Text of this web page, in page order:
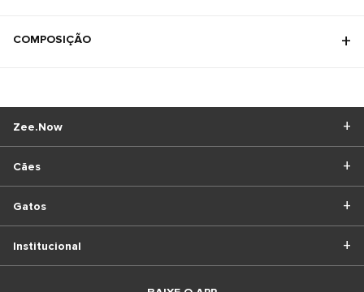
COMPOSIÇÃO
Cães
Gatos
Zee.Now
Institucional